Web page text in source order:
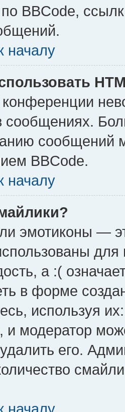
по BBCode,
началу
сообщениях.
сообщений
BBCode.
началу
эмотиконы —
а :(
в форме
используя
и модератор
его.